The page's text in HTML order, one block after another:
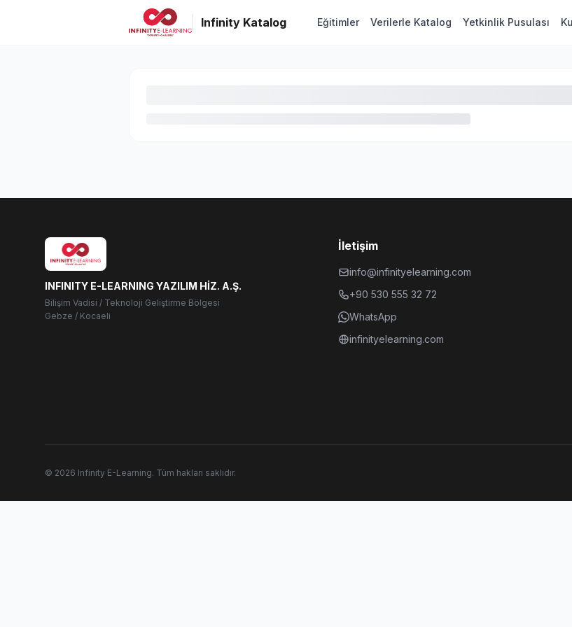
Infinity Katalog Eğitimler Verilerle Katalog Yetkinlik Pusulası
INFINITY E-LEARNING YAZILIM HİZ. A.Ş.
Bilişim Vadisi / Teknoloji Geliştirme Bölgesi
Gebze / Kocaeli
İletişim
info@infinityelearning.com
+90 530 555 32 72
WhatsApp
infinityelearning.com
© 2026 Infinity E-Learning. Tüm hakları saklıdır.